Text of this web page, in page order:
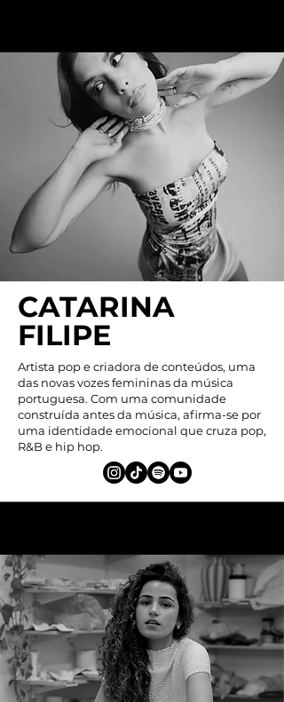
CATARINA
FILIPE
Artista pop e criadora de conteúdos, uma
das novas vozes femininas da música
portuguesa. Com uma comunidade
construída antes da música, afirma-se por
uma identidade emocional que cruza pop,
R&B e hip hop.